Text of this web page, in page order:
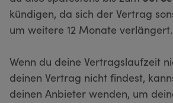
kündigen, da sich der Vertrag
um weitere 12 Monate verlängert.
Wenn du deine Vertragslaufzeit
deinen Vertrag nicht findest,
deinen Anbieter wenden, um